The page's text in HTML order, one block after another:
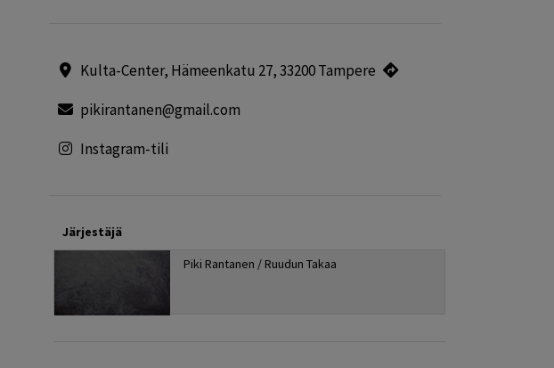
Kulta-Center, Hämeenkatu 27, 33200 Tampere
pikirantanen@gmail.com
Instagram-tili
Järjestäjä
Piki Rantanen / Ruudun Takaa